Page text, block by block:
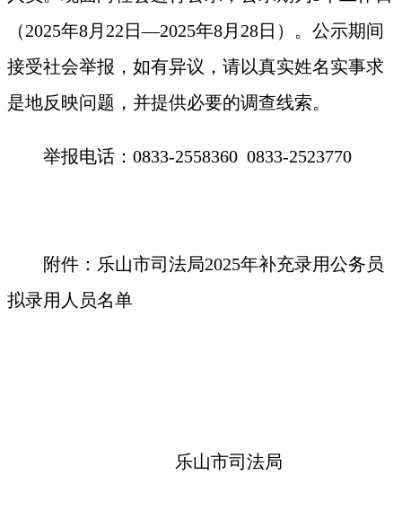
（2025年8月22日—2025年8月28日）。公示期间
接受社会举报，如有异议，请以真实姓名实事求
是地反映问题，并提供必要的调查线索。
举报电话：0833-2558360 0833-2523770
附件：乐山市司法局2025年补充录用公务员
拟录用人员名单
乐山市司法局